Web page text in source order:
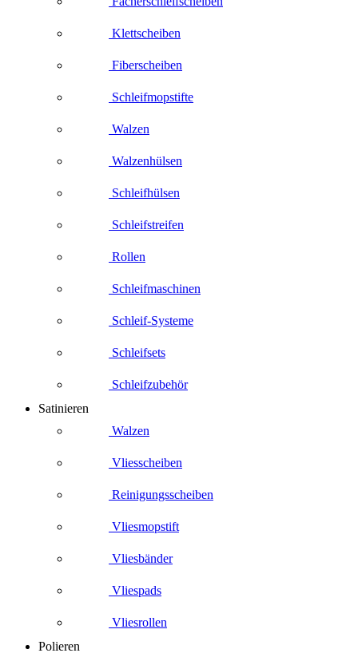
Klettscheiben
Fiberscheiben
Schleifmopstifte
Walzen
Walzenhülsen
Schleifhülsen
Schleifstreifen
Rollen
Schleifmaschinen
Schleif-Systeme
Schleifsets
Schleifzubehör
Satinieren
Walzen
Vliesscheiben
Reinigungsscheiben
Vliesmopstift
Vliesbänder
Vliespads
Vliesrollen
Polieren